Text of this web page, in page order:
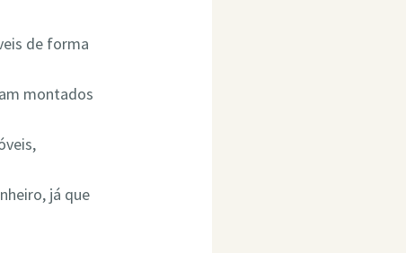
de forma
montados
já que